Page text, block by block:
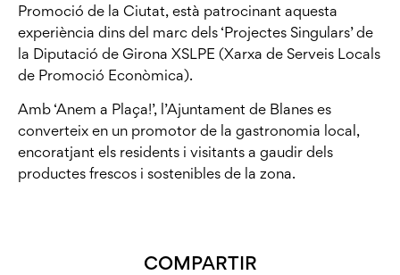
Promoció de la Ciutat, està patrocinant aquesta
experiència dins del marc dels ‘Projectes Singulars’ de
la Diputació de Girona XSLPE (Xarxa de Serveis Locals
de Promoció Econòmica).
Amb ‘Anem a Plaça!’, l’Ajuntament de Blanes es
converteix en un promotor de la gastronomia local,
encoratjant els residents i visitants a gaudir dels
productes frescos i sostenibles de la zona.
COMPARTIR